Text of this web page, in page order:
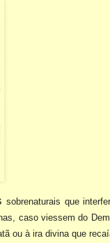
sobrenaturais que
caso viessem do
ou à ira divina que